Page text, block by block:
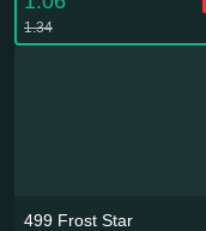
1.34
499 Frost Star